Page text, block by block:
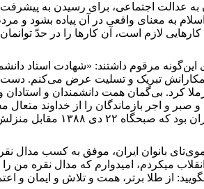
به عدالت اجتماعی، برای رسیدن به
به معنای واقعی در آن پیاده بشود و
لازم است، آن کارها را در حدّ توانمان [انجام
مرقوم داشتند: «شهادت استاد
تبریک و تسلیت عرض می‌کنم. دست
کرد. بی‌گمان همت دانشمندان و استادان
بازماندگان را از خداوند متعال مسئلت
بانوان ایران، موفق به کسب مدال
میکردم، امیدوارم که مدال نقره من را
از طلا برتر، همت و تلاش و ایمان و